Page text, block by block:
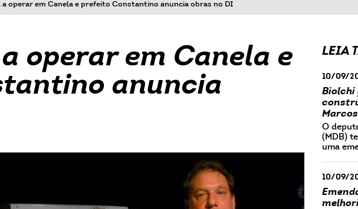
a operar em Canela e prefeito Constantino anuncia obras no DI
operar em Canela e
anuncia
LEIA
10/09/
Biolchi
Marcos
O
(MDB)
uma
10/09/